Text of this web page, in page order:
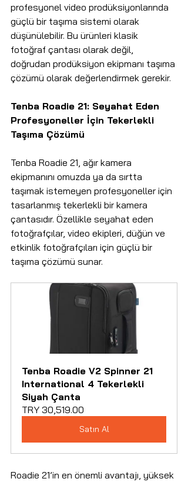
profesyonel video prodüksiyonlarında
güçlü bir taşıma sistemi olarak
düşünülebilir. Bu ürünleri klasik
fotoğraf çantası olarak değil,
doğrudan prodüksiyon ekipmanı taşıma
çözümü olarak değerlendirmek gerekir.
Tenba Roadie 21: Seyahat Eden
Profesyoneller İçin Tekerlekli
Taşıma Çözümü
Tenba Roadie 21, ağır kamera
ekipmanını omuzda ya da sırtta
taşımak istemeyen profesyoneller için
tasarlanmış tekerlekli bir kamera
çantasıdır. Özellikle seyahat eden
fotoğrafçılar, video ekipleri, düğün ve
etkinlik fotoğrafçıları için güçlü bir
taşıma çözümü sunar.
Tenba Roadie V2 Spinner 21
International 4 Tekerlekli
Siyah Çanta
TRY 30,519.00
Satın Al
Roadie 21’in en önemli avantajı, yüksek